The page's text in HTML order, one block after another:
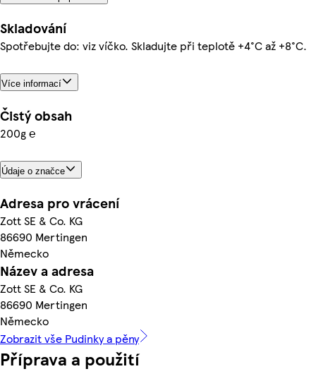
Skladování
Spotřebujte do: viz víčko. Skladujte při teplotě +4°C až +8°C.
Více informací
Čistý obsah
200g ℮
Údaje o značce
Adresa pro vrácení
Zott SE & Co. KG
86690 Mertingen
Německo
Název a adresa
Zott SE & Co. KG
86690 Mertingen
Německo
Zobrazit vše Pudinky a pěny
Příprava a použití